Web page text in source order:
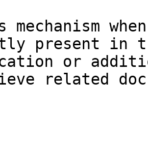
mechanism
present in
or